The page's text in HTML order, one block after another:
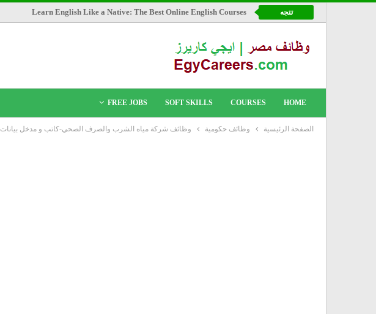
تتجه Learn English Like a Native: The Best Online English Courses
HOME
COURSES
SOFT SKILLS
FREE JOBS
الصفحة الرئيسية وظائف حكومية وظائف شركة مياه الشرب والصرف الصحي-كاتب و مدخل بيانات